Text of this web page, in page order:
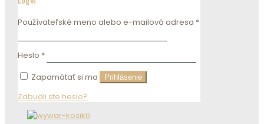
Používateľské meno alebo e-mailová adresa *
Heslo *
Zapamätať si ma
Prihlásenie
Zabudli ste heslo?
0